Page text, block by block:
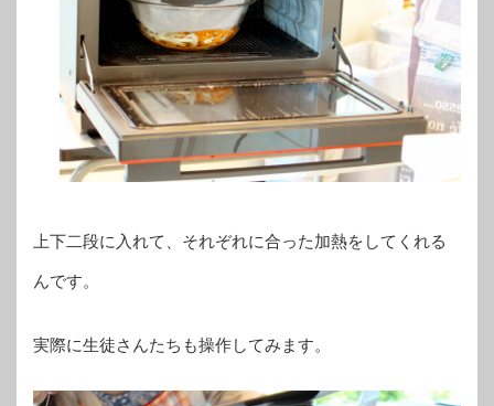
上下二段に入れて、それぞれに合った加熱をしてくれる
んです。
実際に生徒さんたちも操作してみます。